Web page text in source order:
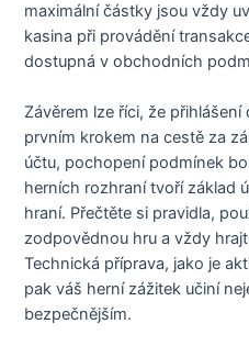
maximální částky jsou vždy
kasina při provádění
dostupná v obchodních
Závěrem lze říci, že
prvním krokem na cestě za
účtu, pochopení podmínek
herních rozhraní tvoří základ
hraní. Přečtěte si pravidla,
zodpovědnou hru a vždy
Technická příprava, jako je
pak váš herní zážitek učiní
bezpečnějším.